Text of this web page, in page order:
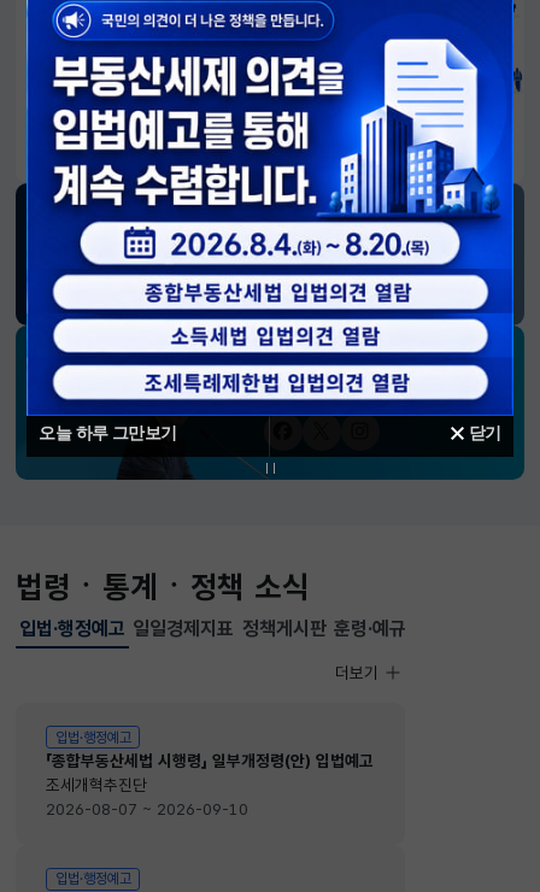
오늘 하루 그만보기 닫기
알림판
국민이 만든 대전환의 길-회복과 도약, 모두의 1년
재정경제부 SNS 소식
블로그페이스북트위터(X)유튜브인스타그램
소통하는 경제 리더 구윤철 장관의
SNS 채널
법령ㆍ통계ㆍ정책 소식
입법·행정예고
선택됨
입법·행정예고
입법·행정예고
「종합부동산세법 시행령」 일부개정령(안) 입법예고
조세개혁추진단
2026-08-07 ~ 2026-09-10
입법·행정예고
입법·행정예고
더보기
일일경제지표 정책게시판 훈령·예규